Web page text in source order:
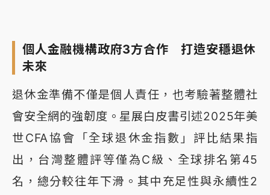
個人金融機構政府3方合作 打造安穩退休
未來
退休金準備不僅是個人責任，也考驗著整體社
會安全網的強韌度。星展白皮書引述2025年美
世CFA協會「全球退休金指數」評比結果指
出，台灣整體評等僅為C級、全球排名第45
名，總分較往年下滑。其中充足性與永續性2